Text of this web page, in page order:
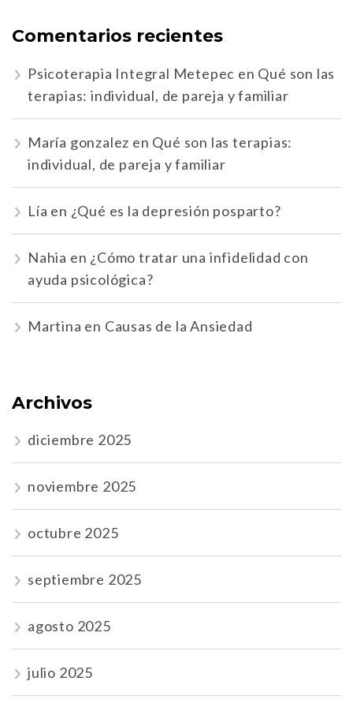
Comentarios recientes
Psicoterapia Integral Metepec en Qué son las
terapias: individual, de pareja y familiar
María gonzalez en Qué son las terapias:
individual, de pareja y familiar
Lía en ¿Qué es la depresión posparto?
Nahia en ¿Cómo tratar una infidelidad con
ayuda psicológica?
Martina en Causas de la Ansiedad
Archivos
diciembre 2025
noviembre 2025
octubre 2025
septiembre 2025
agosto 2025
julio 2025